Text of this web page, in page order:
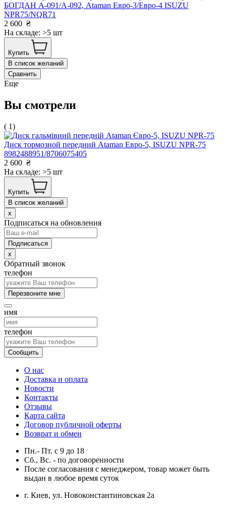
БОГДАН А-091/А-092, Ataman Евро-3/Евро-4 ISUZU
NPR75/NQR71
2 600 ₴
На складе: >5 шт
Купить
В список желаний
Сравнить
Еще
Вы смотрели
( 1)
Диск тормозной передний Ataman Евро-5, ISUZU NPR-75
8982488951/8706075405
2 600 ₴
На складе: >5 шт
Купить
В список желаний
x
Подписаться на обновления
x
Обратный звонок
телефон
Перезвоните мне
имя
телефон
Сообщить
О нас
Доставка и оплата
Новости
Контакты
Отзывы
Карта сайта
Договор публичной оферты
Возврат и обмен
Пн.- Пт. с 9 до 18
Сб., Вс. - по договоренности
После согласования с менеджером, товар может быть
выдан в любое время суток
г. Киев, ул. Новоконстантиновская 2а